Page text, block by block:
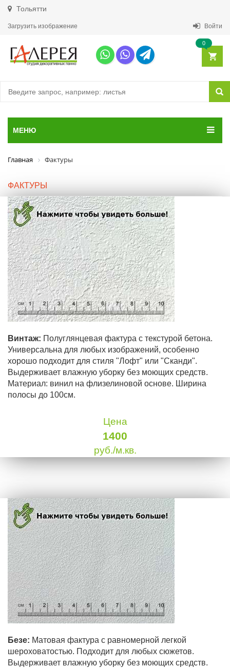
Тольятти
Загрузить изображение Войти
0
МЕНЮ
Главная Фактуры
ФАКТУРЫ
Винтаж: Полуглянцевая фактура с текстурой бетона.
Универсальна для любых изображений, особенно
хорошо подходит для стиля "Лофт" или "Сканди".
Выдерживает влажную уборку без моющих средств.
Материал: винил на флизелиновой основе. Ширина
полосы до 100см.
Цена
1400
руб./м.кв.
Безе: Матовая фактура с равномерной легкой
шероховатостью. Подходит для любых сюжетов.
Выдерживает влажную уборку без моющих средств.